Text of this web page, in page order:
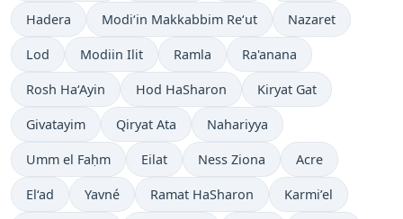
Hadera Modi‘in Makkabbim Re‘ut Nazaret
Lod Modiin Ilit Ramla Ra'anana
Rosh Ha‘Ayin Hod HaSharon Kiryat Gat
Givatayim Qiryat Ata Nahariyya
Umm el Faḥm Eilat Ness Ziona Acre
El‘ad Yavné Ramat HaSharon Karmi’el